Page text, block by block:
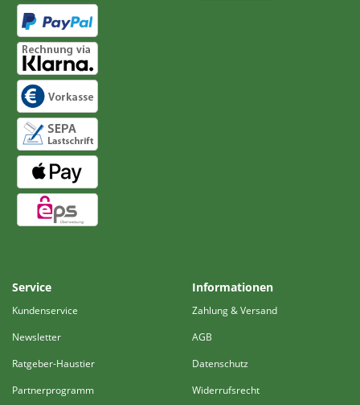
Service
Kundenservice
Newsletter
Ratgeber-Haustier
Partnerprogramm
Informationen
Zahlung & Versand
AGB
Datenschutz
Widerrufsrecht